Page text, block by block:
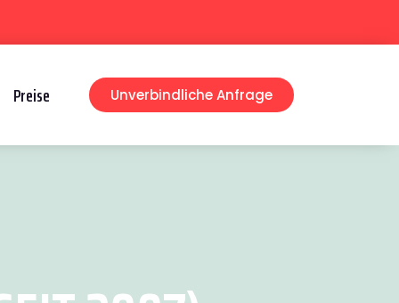
Preise Unverbindliche Anfrage